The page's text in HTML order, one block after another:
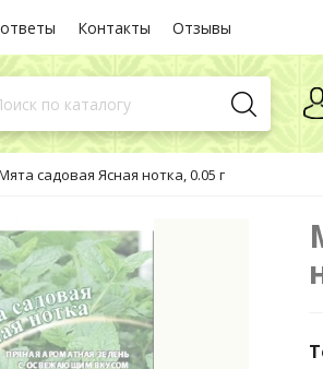
Контакты Отзывы
садовая Ясная нотка, 0.05 г